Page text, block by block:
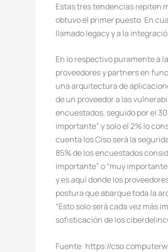
Estas tres tendencias repiten
obtuvo el primer puesto. En
llamado legacy y a la
En lo respectivo puramente a
proveedores y partners en
una arquitectura de
de un proveedor a las
encuestados, seguido por el
importante” y solo el 2% lo
cuenta los Ciso será la
85% de los encuestados
importante” o “muy
y es aquí donde los
postura que abarque toda la
“Esto solo será cada vez más
sofisticación de los
Fuente: https://